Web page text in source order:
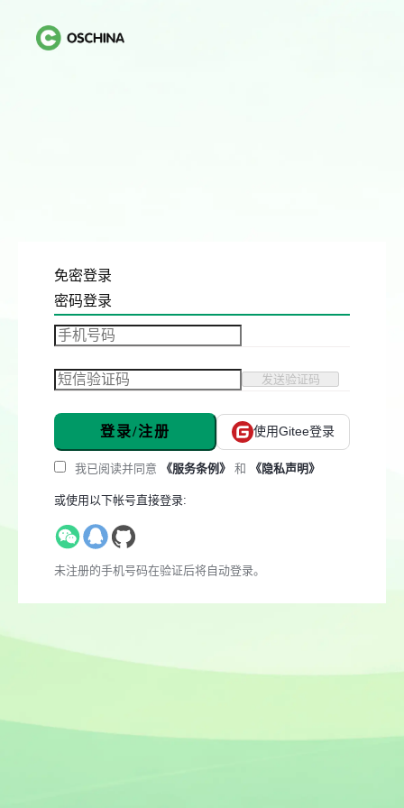
免密登录
密码登录
发送验证码
登录/注册 使用Gitee登录
我已阅读并同意 《服务条例》 和 《隐私声明》
或使用以下帐号直接登录:
未注册的手机号码在验证后将自动登录。